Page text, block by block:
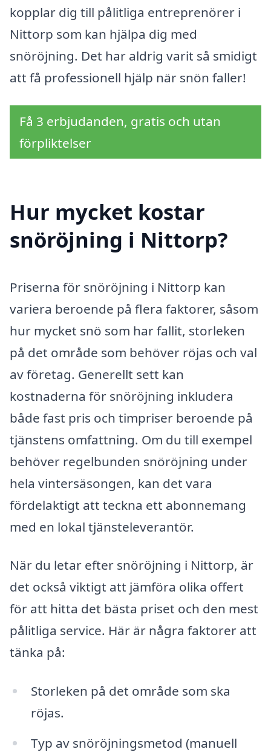
kopplar dig till pålitliga entreprenörer i
Nittorp som kan hjälpa dig med
snöröjning. Det har aldrig varit så smidigt
att få professionell hjälp när snön faller!
Få 3 erbjudanden, gratis och utan
förpliktelser
Hur mycket kostar
snöröjning i Nittorp?
Priserna för snöröjning i Nittorp kan
variera beroende på flera faktorer, såsom
hur mycket snö som har fallit, storleken
på det område som behöver röjas och val
av företag. Generellt sett kan
kostnaderna för snöröjning inkludera
både fast pris och timpriser beroende på
tjänstens omfattning. Om du till exempel
behöver regelbunden snöröjning under
hela vintersäsongen, kan det vara
fördelaktigt att teckna ett abonnemang
med en lokal tjänsteleverantör.
När du letar efter snöröjning i Nittorp, är
det också viktigt att jämföra olika offert
för att hitta det bästa priset och den mest
pålitliga service. Här är några faktorer att
tänka på:
Storleken på det område som ska
röjas.
Typ av snöröjningsmetod (manuell